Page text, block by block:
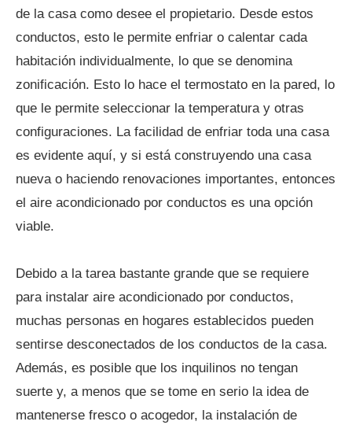
de la casa como desee el propietario. Desde estos
conductos, esto le permite enfriar o calentar cada
habitación individualmente, lo que se denomina
zonificación. Esto lo hace el termostato en la pared, lo
que le permite seleccionar la temperatura y otras
configuraciones. La facilidad de enfriar toda una casa
es evidente aquí, y si está construyendo una casa
nueva o haciendo renovaciones importantes, entonces
el aire acondicionado por conductos es una opción
viable.
Debido a la tarea bastante grande que se requiere
para instalar aire acondicionado por conductos,
muchas personas en hogares establecidos pueden
sentirse desconectados de los conductos de la casa.
Además, es posible que los inquilinos no tengan
suerte y, a menos que se tome en serio la idea de
mantenerse fresco o acogedor, la instalación de